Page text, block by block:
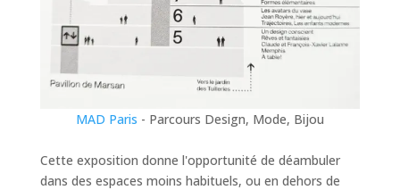
MAD Paris - Parcours Design, Mode, Bijou
Cette exposition donne l'opportunité de déambuler
dans des espaces moins habituels, ou en dehors de